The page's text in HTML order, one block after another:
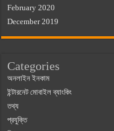
February 2020
December 2019
Categories
অনলাইন ইনকাম
ইন্টারনেট মোবাইল ব্যাংকিং
তথ্য
প্রযুক্তি